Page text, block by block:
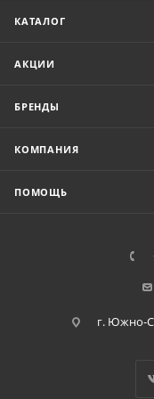
КАТАЛОГ
АКЦИИ
БРЕНДЫ
КОМПАНИЯ
ПОМОЩЬ
г. Южно-